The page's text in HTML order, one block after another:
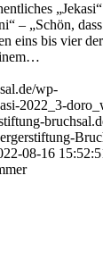
– „Schön,
eins bis vier
wp-
2022_3-
08-16